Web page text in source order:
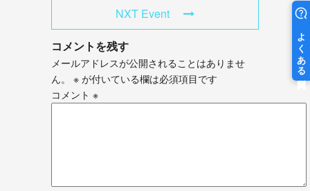
NXT Event
コメントを残す
メールアドレスが公開されることはありませ
ん。
※ が付いている欄は必須項目です
コメント ※